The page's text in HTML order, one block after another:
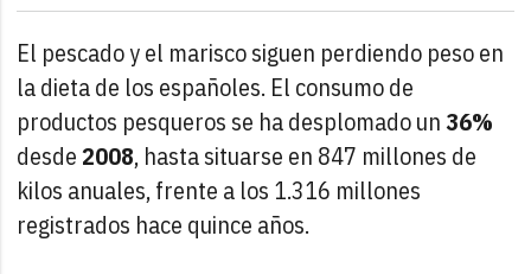
El pescado y el marisco siguen perdiendo peso en
la dieta de los españoles. El consumo de
productos pesqueros se ha desplomado un36%
desde2008, hasta situarse en 847 millones de
kilos anuales, frente a los 1.316 millones
registrados hace quince años.